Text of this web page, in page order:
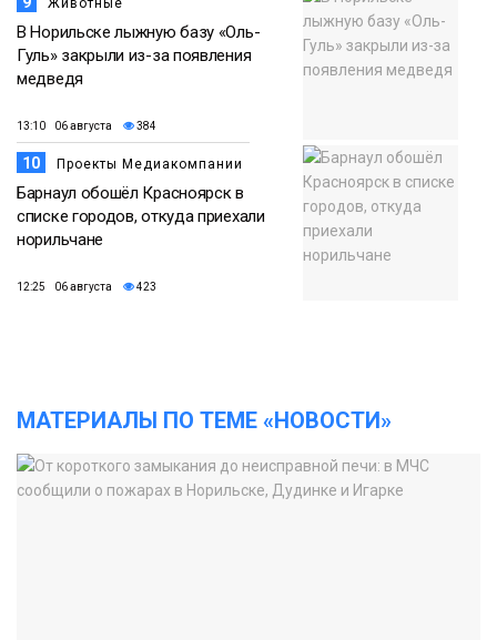
Животные
В Норильске лыжную базу «Оль-
Гуль» закрыли из-за появления
медведя
13:10 06 августа 384
10 Проекты Медиакомпании
Барнаул обошёл Красноярск в
списке городов, откуда приехали
норильчане
12:25 06 августа 423
МАТЕРИАЛЫ ПО ТЕМЕ «НОВОСТИ»